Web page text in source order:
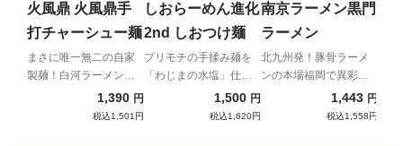
火風鼎 火風鼎手
打チャーシュー麺
まさに唯一無二の自家
製麺！白河ラーメンの
1,390 円
税込1,501円
しおらーめん進化
2nd しおつけ麺
プリモチの手揉み麺を
「わじまの水塩」仕立
ての昆布水と啜る！
1,500 円
税込1,620円
南京ラーメン黒門
ラーメン
北九州発！豚骨ラーメ
ンの本場福岡で異彩を
放つ、端正な豚骨清湯
1,443 円
税込1,558円